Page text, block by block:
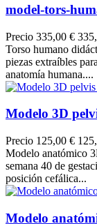
model-tors-
Precio 335,00 €
Torso humano
piezas extraíbles
anatomía humana....
Modelo 3D
Precio 125,00 €
Modelo anatómico
semana 40 de
posición cefálica...
Modelo